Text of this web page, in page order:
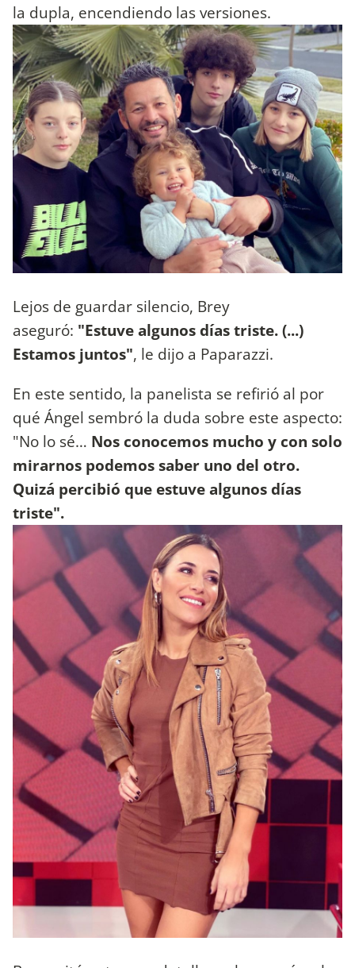
la dupla, encendiendo las versiones.
Lejos de guardar silencio, Brey
aseguró: "Estuve algunos días triste. (...)
Estamos juntos", le dijo a Paparazzi.
En este sentido, la panelista se refirió al por
qué Ángel sembró la duda sobre este aspecto:
"No lo sé… Nos conocemos mucho y con solo
mirarnos podemos saber uno del otro.
Quizá percibió que estuve algunos días
triste".